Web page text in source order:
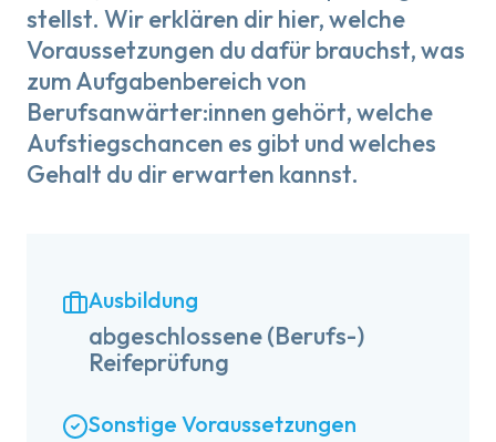
stellst. Wir erklären dir hier, welche
Voraussetzungen du dafür brauchst, was
zum Aufgabenbereich von
Berufsanwärter:innen gehört, welche
Aufstiegschancen es gibt und welches
Gehalt du dir erwarten kannst.
Ausbildung
abgeschlossene (Berufs-)
Reifeprüfung
Sonstige Voraussetzungen